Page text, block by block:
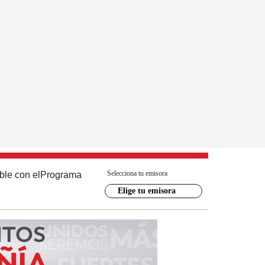
con el Programa Selecciona tu emisora
Elige tu emisora